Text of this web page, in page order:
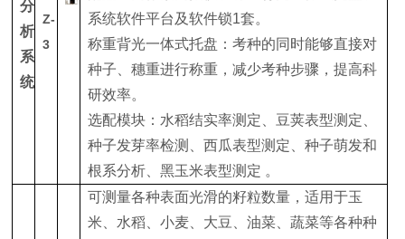
分
析
系
统
Z-
3
系统软件平台及软件锁1套。
称重背光一体式托盘：考种的同时能够直接对
种子、穗重进行称重，减少考种步骤，提高科
研效率。
选配模块：水稻结实率测定、豆荚表型测定、
种子发芽率检测、西瓜表型测定、种子萌发和
根系分析、黑玉米表型测定 。
可测量各种表面光滑的籽粒数量，适用于玉
米、水稻、小麦、大豆、油菜、蔬菜等各种种